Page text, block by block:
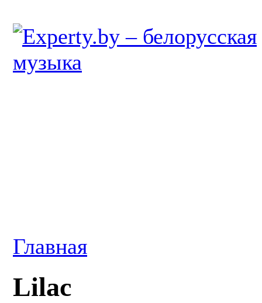
Главная
Lilac